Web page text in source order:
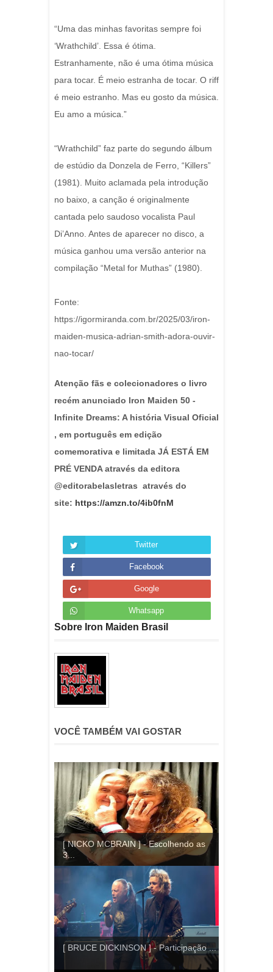
“Uma das minhas favoritas sempre foi
‘Wrathchild’. Essa é ótima.
Estranhamente, não é uma ótima música
para tocar. É meio estranha de tocar. O riff
é meio estranho. Mas eu gosto da música.
Eu amo a música.”
“Wrathchild” faz parte do segundo álbum
de estúdio da Donzela de Ferro, “Killers”
(1981). Muito aclamada pela introdução
no baixo, a canção é originalmente
cantada pelo saudoso vocalista Paul
Di’Anno. Antes de aparecer no disco, a
música ganhou uma versão anterior na
compilação “Metal for Muthas” (1980).
Fonte:
https://igormiranda.com.br/2025/03/iron-
maiden-musica-adrian-smith-adora-ouvir-
nao-tocar/
Atenção fãs e colecionadores o livro
recém anunciado Iron Maiden 50 -
Infinite Dreams: A história Visual Oficial
, em português em edição
comemorativa e limitada JÁ ESTÁ EM
PRÉ VENDA através da editora
@editorabelasletras através do
site: https://amzn.to/4ib0fnM
Twitter
Facebook
Google
Whatsapp
Sobre Iron Maiden Brasil
VOCÊ TAMBÉM VAI GOSTAR
[ NICKO MCBRAIN ] - Escolhendo as
3...
[ BRUCE DICKINSON ] - Participação ...